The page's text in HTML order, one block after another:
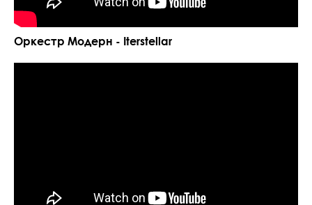
Оркестр Модерн - Iterstellar